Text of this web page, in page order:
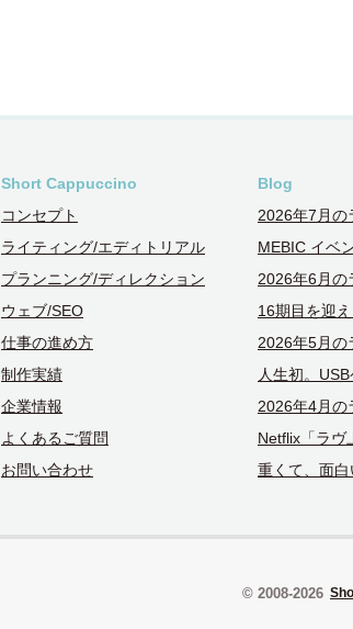
Short Cappuccino
コンセプト
ライティング/エディトリアル
プランニング/ディレクション
ウェブ/SEO
仕事の進め方
制作実績
企業情報
よくあるご質問
お問い合わせ
Blog
2026年7月の
MEBIC イベ
2026年6月の
16期目を迎
2026年5月の
人生初。
2026年4月の
Netflix「ラヴ
重くて、面白
© 2008-2026